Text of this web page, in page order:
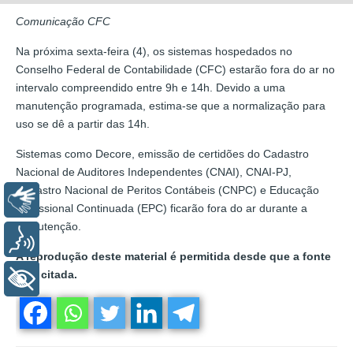
Comunicação CFC
Na próxima sexta-feira (4), os sistemas hospedados no
Conselho Federal de Contabilidade (CFC) estarão fora do ar no
intervalo compreendido entre 9h e 14h. Devido a uma
manutenção programada, estima-se que a normalização para
uso se dê a partir das 14h.
Sistemas como Decore, emissão de certidões do Cadastro
Nacional de Auditores Independentes (CNAI), CNAI-PJ,
Cadastro Nacional de Peritos Contábeis (CNPC) e Educação
Profissional Continuada (EPC) ficarão fora do ar durante a
manutenção.
A reprodução deste material é permitida desde que a fonte
seja citada.+ Acessibilidade